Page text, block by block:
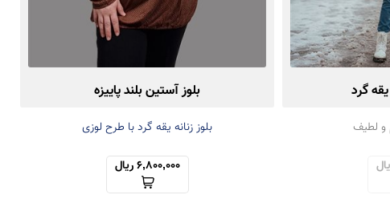
یقه گرد
و لطیف
بلوز آستین بلند پاییزه
بلوز زنانه یقه گرد با طرح لوزی
6,800,000 ریال